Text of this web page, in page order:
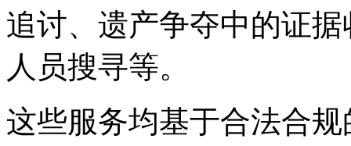
追讨、遗产争夺中的证
人员搜寻等。
这些服务均基于合法合